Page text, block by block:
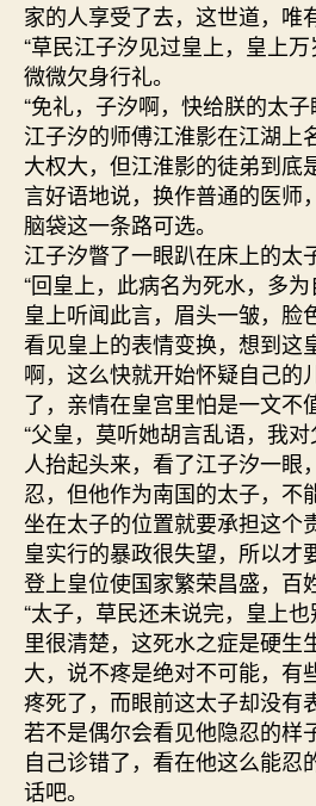
家的人享受了去，这世道，唯
“草民江子汐见过皇上，皇上
微微欠身行礼。
“免礼，子汐啊，快给朕的太
江子汐的师傅江淮影在江湖上
大权大，但江淮影的徒弟到底
言好语地说，换作普通的医师
脑袋这一条路可选。
江子汐瞥了一眼趴在床上的太
“回皇上，此病名为死水，多
皇上听闻此言，眉头一皱，脸
看见皇上的表情变换，想到这
啊，这么快就开始怀疑自己的
了，亲情在皇宫里怕是一文不
“父皇，莫听她胡言乱语，我
人抬起头来，看了江子汐一眼
忍，但他作为南国的太子，不
坐在太子的位置就要承担这个
皇实行的暴政很失望，所以才
登上皇位使国家繁荣昌盛，百
“太子，草民还未说完，皇上
里很清楚，这死水之症是硬生
大，说不疼是绝对不可能，有
疼死了，而眼前这太子却没有
若不是偶尔会看见他隐忍的样
自己诊错了，看在他这么能忍
话吧。